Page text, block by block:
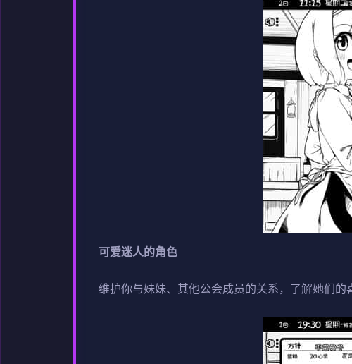
可爱迷人的角色
维护你与妹妹、其他公会成员的关系，了解她们